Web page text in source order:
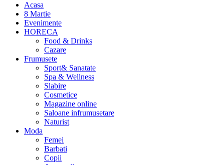
Acasa
8 Martie
Evenimente
HORECA
Food & Drinks
Cazare
Frumusete
Sport& Sanatate
Spa & Wellness
Slabire
Cosmetice
Magazine online
Saloane infrumusetare
Naturist
Moda
Femei
Barbati
Copii